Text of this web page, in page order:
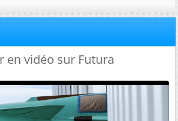
en vidéo sur Futura